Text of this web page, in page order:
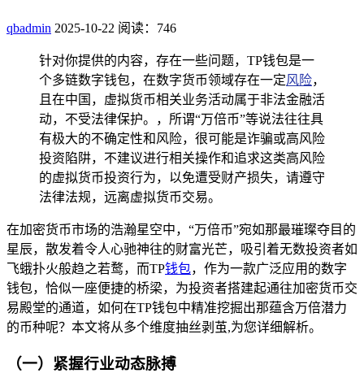
qbadmin 2025-10-22 阅读：746
针对你提供的内容，存在一些问题，TP钱包是一
个多链数字钱包，在数字货币领域存在一定风险，
且在中国，虚拟货币相关业务活动属于非法金融活
动，不受法律保护。，所谓“万倍币”等说法往往具
有极大的不确定性和风险，很可能是诈骗或高风险
投资陷阱，不建议进行相关操作和追求这类高风险
的虚拟货币投资行为，以免遭受财产损失，请遵守
法律法规，远离虚拟货币交易。
在加密货币市场的浩瀚星空中，“万倍币”宛如那最璀璨夺目的
星辰，散发着令人心驰神往的财富光芒，吸引着无数投资者如
飞蛾扑火般趋之若鹜，而TP钱包，作为一款广泛应用的数字
钱包，恰似一座便捷的桥梁，为投资者搭建起通往加密货币交
易殿堂的通道，如何在TP钱包中精准挖掘出那蕴含万倍潜力
的币种呢？本文将从多个维度抽丝剥茧,为您详细解析。
（一）紧握行业动态脉搏